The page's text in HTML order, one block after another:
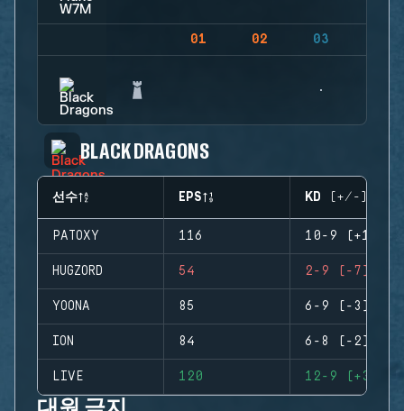
01 02 03
BLACK DRAGONS
선수 EPS KD (+/-)
PATOXY 116 10-9 (+1)
HUGZORD 54 2-9 (-7)
YOONA 85 6-9 (-3)
ION 84 6-8 (-2)
LIVE 120 12-9 (+3)